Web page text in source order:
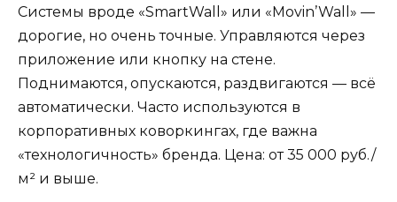
Системы вроде «SmartWall» или «Movin’Wall» —
дорогие, но очень точные. Управляются через
приложение или кнопку на стене.
Поднимаются, опускаются, раздвигаются — всё
автоматически. Часто используются в
корпоративных коворкингах, где важна
«технологичность» бренда. Цена: от 35 000 руб./
м² и выше.